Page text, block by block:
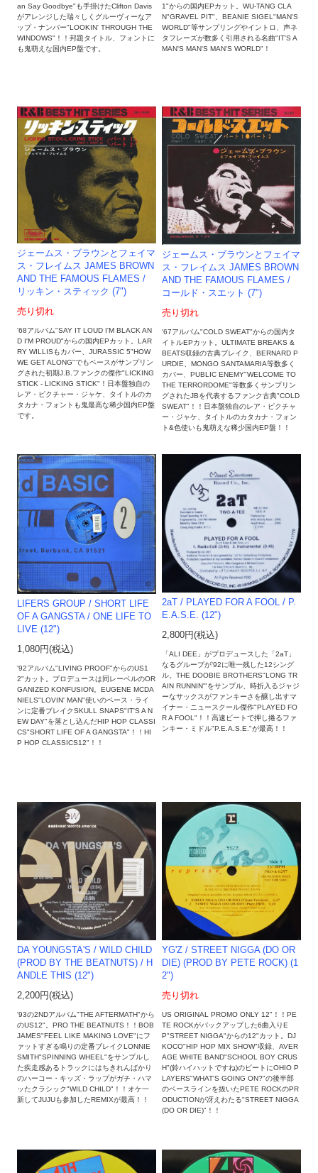
an Say Goodbye"も手掛けたClifton Davis
がアレンジした瑞々しくグルーヴィーなア
ップ・ナンバー"LOOKIN' THROUGH THE
WINDOWS"！！邦題タイトル、フォントに
も鬼萌えな国内EP盤です。
1"からの国内EPカット。WU-TANG CLA
N"GRAVEL PIT"、BEANIE SIGEL"MAN'S
WORLD"等サンプリングやイントロ、声ネ
タフレーズが数多く引用される名曲"IT'S A
MAN'S MAN'S MAN'S WORLD"！
ジェームス・ブラウンとフェイマ
ス・フレイムス JAMES BROWN
AND THE FAMOUS FLAMES /
リッキン・スティック (7")
売り切れ
'68アルバム"SAY IT LOUD I'M BLACK AN
D I'M PROUD"からの国内EPカット。LAR
RY WILLISもカバー、JURASSIC 5"HOW
WE GET ALONG"でもベースがサンプリン
グされた初期J.B.ファンクの傑作"LICKING
STICK - LICKING STICK"！日本盤独自の
レア・ピクチャー・ジャケ、タイトルのカ
タカナ・フォントも鬼最高な稀少国内EP盤
です。
ジェームス・ブラウンとフェイマ
ス・フレイムス JAMES BROWN
AND THE FAMOUS FLAMES /
コールド・スエット (7")
売り切れ
'67アルバム"COLD SWEAT"からの国内タ
イトルEPカット。ULTIMATE BREAKS &
BEATS収録の古典ブレイク、BERNARD P
URDIE、MONGO SANTAMARIA等数多く
カバー、PUBLIC ENEMY"WELCOME TO
THE TERRORDOME"等数多くサンプリン
グされたJBを代表するファンク古典"COLD
SWEAT"！！日本盤独自のレア・ピクチャ
ー・ジャケ、タイトルのカタカナ・フォン
ト&色使いも鬼萌えな稀少国内EP盤！！
LIFERS GROUP / SHORT LIFE
OF A GANGSTA / ONE LIFE TO
LIVE (12")
1,080円(税込)
'92アルバム"LIVING PROOF"からのUS1
2"カット。プロデュースは同レーベルのOR
GANIZED KONFUSION。EUGENE MCDA
NIELS"LOVIN' MAN"使いのベース・ライ
ンに定番ブレイクSKULL SNAPS"IT'S A N
EW DAY"を落とし込んだHIP HOP CLASSI
CS"SHORT LIFE OF A GANGSTA"！！HI
P HOP CLASSICS12"！！
2aT / PLAYED FOR A FOOL / P.
E.A.S.E. (12")
2,800円(税込)
「ALI DEE」がプロデュースした「2aT」
なるグループが'92に唯一残した12シング
ル。THE DOOBIE BROTHERS"LONG TR
AIN RUNNIN'"をサンプル、時折入るジャジ
ーなサックスがファンキーさを醸し出すマ
イナー・ニュースクール傑作"PLAYED FO
R A FOOL"！！高速ビートで押し捲るファ
ンキー・ミドル"P.E.A.S.E."が最高！！
DA YOUNGSTA'S / WILD CHILD
(PROD BY THE BEATNUTS) / H
ANDLE THIS (12")
2,200円(税込)
'93の2NDアルバム"THE AFTERMATH"から
のUS12"。PRO THE BEATNUTS！！BOB
JAMES"FEEL LIKE MAKING LOVE"にフ
ァットすぎる鳴りの定番ブレイクLONNIE
SMITH"SPINNING WHEEL"をサンプルし
た疾走感あるトラックにはちきれんばかり
のハーコー・キッズ・ラップがガチ・ハマ
ッたクラシック"WILD CHILD"！！オケ一
新してJUJUも参加したREMIXが最高！！
YG'Z ‎/ STREET NIGGA (DO OR
DIE) (PROD BY PETE ROCK) (1
2")
売り切れ
US ORIGINAL PROMO ONLY 12"！！PE
TE ROCKがバックアップした6曲入りE
P"STREET NIGGA"からの12"カット。DJ
KOCO"HIP HOP MIX SHOW"収録、AVER
AGE WHITE BAND"SCHOOL BOY CRUS
H"(鈴ハイハットですね)のビートにOHIO P
LAYERS"WHAT'S GOING ON?"の後半部
のベースラインを抜いたPETE ROCKのPR
ODUCTIONが冴えわたる"STREET NIGGA
(DO OR DIE)"！！